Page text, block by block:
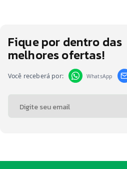
Fique por dentro das
melhores ofertas!
Você receberá por: WhatsApp